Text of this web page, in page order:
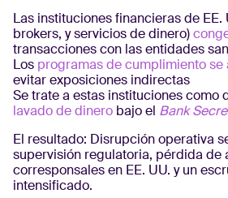
Las instituciones financieras de EE.
brokers, y servicios de dinero)
transacciones con las entidades
Los programas de cumplimiento se
evitar exposiciones indirectas
Se trate a estas instituciones como
lavado de dinero bajo el Bank
El resultado: Disrupción operativa
supervisión regulatoria, pérdida de
corresponsales en EE. UU. y un
intensificado.